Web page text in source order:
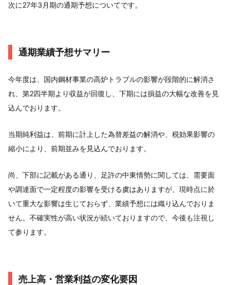
次に27年3月期の通期予想についてです。
通期業績予想サマリー
今年度は、国内鋼材事業の高炉トラブルの影響が段階的に解消さ
れ、第2四半期より収益が回復し、下期には損益の大幅な改善を見
込んでおります。
当期純利益は、前期に計上した為替差益の解消や、税効果影響の
縮小により、前期並みを見込んでおります。
尚、下部に記載がある通り、足許の中東情勢に関しては、需要面
や調達面で一定程度の影響を受ける虞はありますが、現時点に於
いて重大な影響は生じておらず、業績予想には織り込んでおりま
せん。不確実性が高い状況が続いておりますので、今後も注視し
て参ります。
売上高・営業利益の変化要因